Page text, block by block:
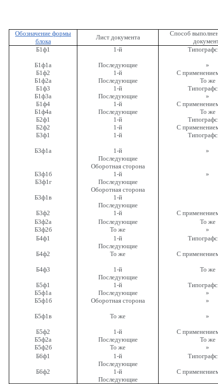
Обозначение формы
блока
Лист документа
Способ
Б1ф1
1-й
Б1ф1а Последующие
»
Б1ф2
1-й
С
Б1ф2а
Последующие
То же
Б1ф3
1-й
Б1ф3а
Последующие
»
Б1ф4
1-й
С
Б1ф4а
Последующие
То же
Б2ф1
1-й
Б2ф2
1-й
С
Б3ф1
1-й
Б3ф1а
1-й
Последующие
Оборотная сторона
»
Б3ф1б 1-й
»
Б3ф1г
Последующие
Оборотная сторона
Б3ф1в
1-й
Последующие
Б3ф2
1-й
С
Б3ф2а
Последующие
То же
Б3ф2б
То же
»
Б4ф1
1-й
Последующие
Б4ф2 То же С
Б4ф3
1-й
Последующие
То же
Б5ф1 1-й
Б5ф1а
Последующие
»
Б5ф1б
Оборотная сторона »
Б5ф1в То же »
Б5ф2 1-й
С
Б5ф2а
Последующие
То же
Б5ф2б
То же
»
Б6ф1
1-й
Последующие
Б6ф2
1-й
Последующие
С